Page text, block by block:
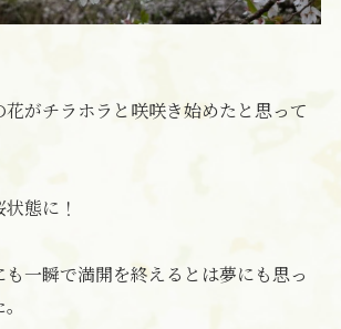
がチラホラと咲咲き始めたと思って
態に！
一瞬で満開を終えるとは夢にも思っ